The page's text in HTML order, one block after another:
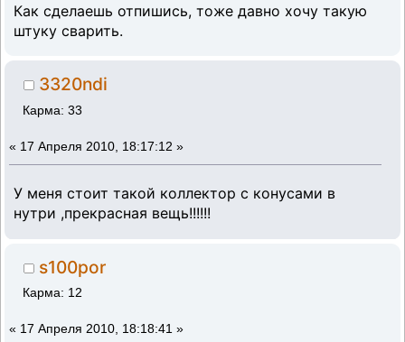
Как сделаешь отпишись, тоже давно хочу такую
штуку сварить.
3320ndi
Карма: 33
« 17 Апреля 2010, 18:17:12 »
У меня стоит такой коллектор с конусами в
нутри ,прекрасная вещь!!!!!!
s100por
Карма: 12
« 17 Апреля 2010, 18:18:41 »